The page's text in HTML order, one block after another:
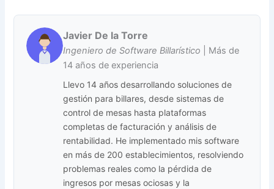
Javier De la Torre
Ingeniero de Software Billarístico | Más de
14 años de experiencia
Llevo 14 años desarrollando soluciones de
gestión para billares, desde sistemas de
control de mesas hasta plataformas
completas de facturación y análisis de
rentabilidad. He implementado mis software
en más de 200 establecimientos, resolviendo
problemas reales como la pérdida de
ingresos por mesas ociosas y la